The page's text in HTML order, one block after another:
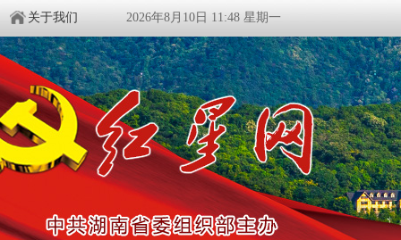
关于我们 2026年8月10日 11:48 星期一